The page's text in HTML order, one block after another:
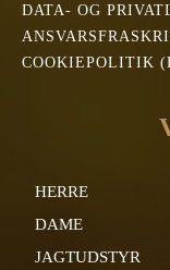
DATA- OG
COOKIEPOLITIK
HERRE
DAME
JAGTUDSTYR